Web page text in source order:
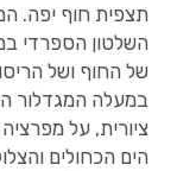
תצפית חוף יפה.
של החוף ושל
במעלה המגדלור
ציורית, על
הים הכחולים